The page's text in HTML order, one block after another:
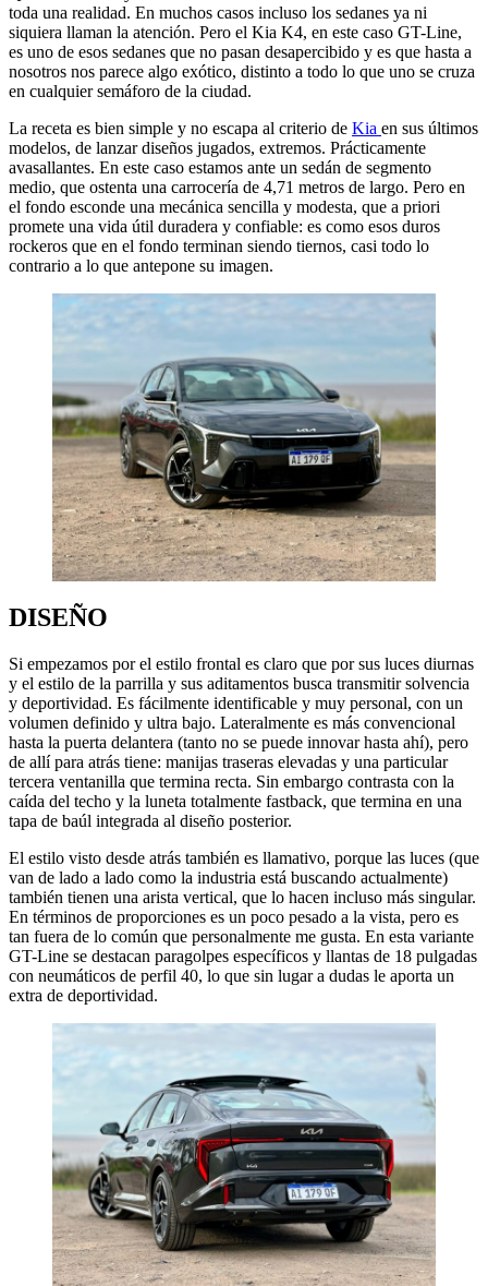
toda una realidad. En muchos casos incluso los sedanes ya ni
siquiera llaman la atención. Pero el Kia K4, en este caso GT-Line,
es uno de esos sedanes que no pasan desapercibido y es que hasta a
nosotros nos parece algo exótico, distinto a todo lo que uno se cruza
en cualquier semáforo de la ciudad.
La receta es bien simple y no escapa al criterio de Kia en sus últimos
modelos, de lanzar diseños jugados, extremos. Prácticamente
avasallantes. En este caso estamos ante un sedán de segmento
medio, que ostenta una carrocería de 4,71 metros de largo. Pero en
el fondo esconde una mecánica sencilla y modesta, que a priori
promete una vida útil duradera y confiable: es como esos duros
rockeros que en el fondo terminan siendo tiernos, casi todo lo
contrario a lo que antepone su imagen.
DISEÑO
Si empezamos por el estilo frontal es claro que por sus luces diurnas
y el estilo de la parrilla y sus aditamentos busca transmitir solvencia
y deportividad. Es fácilmente identificable y muy personal, con un
volumen definido y ultra bajo. Lateralmente es más convencional
hasta la puerta delantera (tanto no se puede innovar hasta ahí), pero
de allí para atrás tiene: manijas traseras elevadas y una particular
tercera ventanilla que termina recta. Sin embargo contrasta con la
caída del techo y la luneta totalmente fastback, que termina en una
tapa de baúl integrada al diseño posterior.
El estilo visto desde atrás también es llamativo, porque las luces (que
van de lado a lado como la industria está buscando actualmente)
también tienen una arista vertical, que lo hacen incluso más singular.
En términos de proporciones es un poco pesado a la vista, pero es
tan fuera de lo común que personalmente me gusta. En esta variante
GT-Line se destacan paragolpes específicos y llantas de 18 pulgadas
con neumáticos de perfil 40, lo que sin lugar a dudas le aporta un
extra de deportividad.